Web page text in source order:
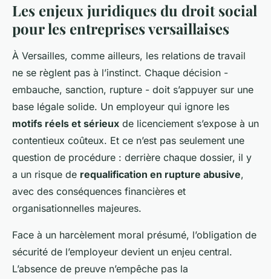
Les enjeux juridiques du droit social
pour les entreprises versaillaises
À Versailles, comme ailleurs, les relations de travail
ne se règlent pas à l’instinct. Chaque décision -
embauche, sanction, rupture - doit s’appuyer sur une
base légale solide. Un employeur qui ignore les
motifs réels et sérieux de licenciement s’expose à un
contentieux coûteux. Et ce n’est pas seulement une
question de procédure : derrière chaque dossier, il y
a un risque de requalification en rupture abusive,
avec des conséquences financières et
organisationnelles majeures.
Face à un harcèlement moral présumé, l’obligation de
sécurité de l’employeur devient un enjeu central.
L’absence de preuve n’empêche pas la